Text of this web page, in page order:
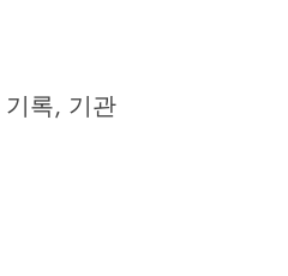
록, 기관